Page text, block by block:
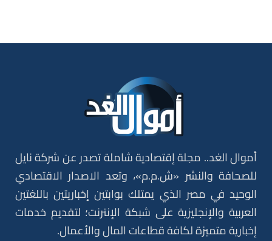
أموال الغد.. مجلة إقتصادية شاملة تصدر عن شركة نايل
للصحافة والنشر «ش.م.م»، وتعد الاصدار الاقتصادي
الوحيد في مصر الذي يمتلك بوابتين إخباريتين باللغتين
العربية والإنجليزية على شبكة الإنترنت؛ لتقديم خدمات
إخبارية متميزة لكافة قطاعات المال والأعمال.